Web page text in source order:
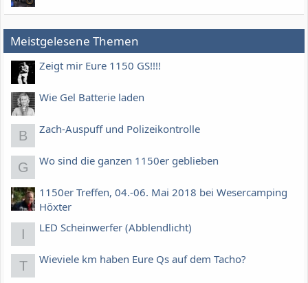
Meistgelesene Themen
Zeigt mir Eure 1150 GS!!!!
Wie Gel Batterie laden
B Zach-Auspuff und Polizeikontrolle
G Wo sind die ganzen 1150er geblieben
1150er Treffen, 04.-06. Mai 2018 bei Wesercamping
Höxter
I LED Scheinwerfer (Abblendlicht)
T Wieviele km haben Eure Qs auf dem Tacho?